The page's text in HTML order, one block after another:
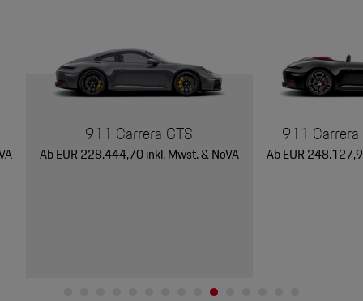
911 Carrera GTS
Ab EUR 228.444,70 inkl. Mwst. & NoVA
911
Ab EUR